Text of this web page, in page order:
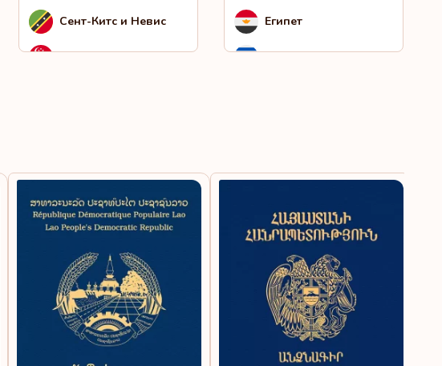
Сент-Китс и Невис
Сингапур
Таиланд
Танзания
Того
Уганда
Чад
Египет
Израиль
Йемен
Кабо-Верде
Каймановы острова
Канада